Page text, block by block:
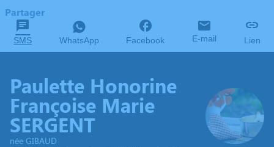
Partager
SMS WhatsApp Facebook E-mail Lien
Paulette Honorine
Françoise Marie
SERGENT
née GIBAUD